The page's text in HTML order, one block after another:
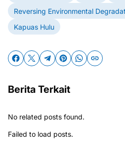
Reversing Environmental
Kapuas Hulu
Berita Terkait
No related posts found.
Failed to load posts.